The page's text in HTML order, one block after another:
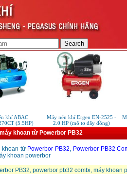
khí ABAC
(5.5HP)
Máy nén khí Ergen EN-2525 -
2.0 HP (mô tơ dây đồng)
khoan từ Powerbor PB32
khoan từ Powerbor PB32, Powerbor PB32
khoan powerbor
PB32, powerbor pb32 combi, máy khoan